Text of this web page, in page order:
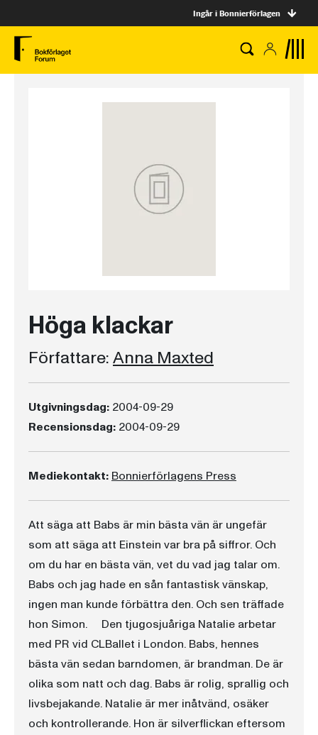
Ingår i Bonnierförlagen
Höga klackar
Författare:Anna Maxted
Utgivningsdag: 2004-09-29
Recensionsdag: 2004-09-29
Mediekontakt: Bonnierförlagens Press
Att säga att Babs är min bästa vän är ungefär
som att säga att Einstein var bra på siffror. Och
om du har en bästa vän, vet du vad jag talar om.
Babs och jag hade en sån fantastisk vänskap,
ingen man kunde förbättra den. Och sen träffade
hon Simon. Den tjugosjuåriga Natalie arbetar
med PR vid CLBallet i London. Babs, hennes
bästa vän sedan barndomen, är brandman. De är
olika som natt och dag. Babs är rolig, sprallig och
livsbejakande. Natalie är mer inåtvänd, osäker
och kontrollerande. Hon är silverflickan eftersom